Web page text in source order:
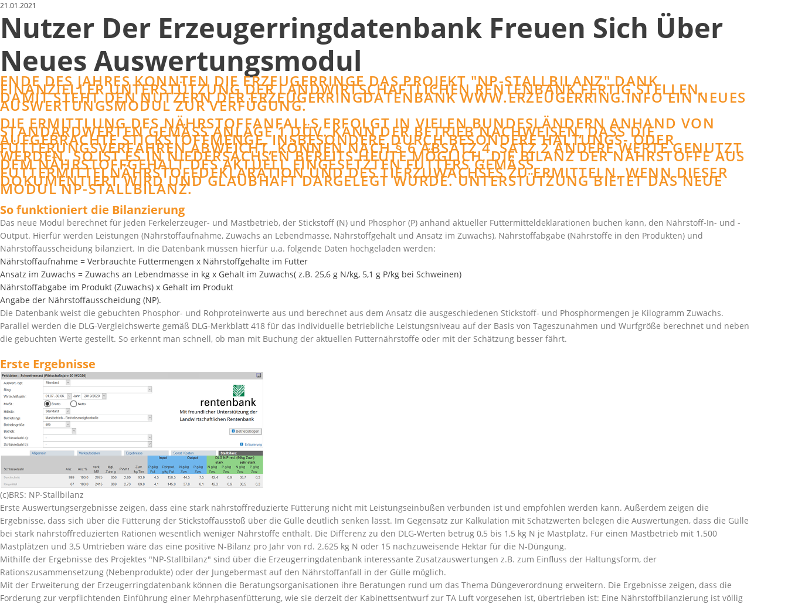
21.01.2021
Nutzer Der Erzeugerringdatenbank Freuen Sich Über
Neues Auswertungsmodul
ENDE DES JAHRES KONNTEN DIE ERZEUGERRINGE DAS PROJEKT NP-STALLBILANZ DANK
FINANZIELLER UNTERSTÜTZUNG DER LANDWIRTSCHAFTLICHEN RENTENBANK FERTIG STELLEN.
DAMIT STEHT DEN NUTZERN DER ERZEUGERRINGDATENBANKWWW.ERZEUGERRING.INFOEIN NEUES
AUSWERTUNGSMODUL ZUR VERFÜGUNG.
DIE ERMITTLUNG DES NÄHRSTOFFANFALLS ERFOLGT IN VIELEN BUNDESLÄNDERN ANHAND VON
STANDARDWERTEN GEMÄSS ANLAGE 1 DÜV. KANN DER BETRIEB NACHWEISEN, DASS DIE A
UFGEBRACHTE STICKSTOFFMENGE, INSBESONDERE DURCH BESONDERE HALTUNGS- ODER F
ÜTTERUNGSVERFAHREN ABWEICHT, KÖNNEN NACH § 6 ABSATZ 4, SATZ 2 ANDERE WERTE GENUTZT W
ERDEN. SO IST ES IN NIEDERSACHSEN BEREITS HEUTE MÖGLICH, DIE BILANZ DER NÄHRSTOFFE AUS D
EM NÄHRSTOFFGEHALT DES AKTUELL EINGESETZTEN FUTTERS GEMÄSS FU
TTERMITTELNÄHRSTOFFDEKLARATION UND DES TIERZUWACHSES ZU ERMITTELN, WENN DIESER DO
KUMENTIERT WIRD UND GLAUBHAFT DARGELEGT WURDE. UNTERSTÜTZUNG BIETET DAS NEUE MO
DUL NP-STALLBILANZ.
So funktioniert die Bilanzierung
Das neue Modul berechnet für jeden Ferkelerzeuger- und Mastbetrieb, der Stickstoff (N) und Phosphor (P) anhand aktueller Futtermitteldeklarationen buchen kann, den Nährstoff-In- und -
Output. Hierfür werden Leistungen (Nährstoffaufnahme, Zuwachs an Lebendmasse, Nährstoffgehalt und Ansatz im Zuwachs), Nährstoffabgabe (Nährstoffe in den Produkten) und
Nährstoffausscheidung bilanziert. In die Datenbank müssen hierfür u.a. folgende Daten hochgeladen werden:
Nährstoffaufnahme = Verbrauchte Futtermengen x Nährstoffgehalte im Futter
Ansatz im Zuwachs = Zuwachs an Lebendmasse in kg x Gehalt im Zuwachs( z.B. 25,6 g N/kg, 5,1 g P/kg bei Schweinen)
Nährstoffabgabe im Produkt (Zuwachs) x Gehalt im Produkt
Angabe der Nährstoffausscheidung (NP).
Die Datenbank weist die gebuchten Phosphor- und Rohproteinwerte aus und berechnet aus dem Ansatz die ausgeschiedenen Stickstoff- und Phosphormengen je Kilogramm Zuwachs.
Parallel werden die DLG-Vergleichswerte gemäß DLG-Merkblatt 418 für das individuelle betriebliche Leistungsniveau auf der Basis von Tageszunahmen und Wurfgröße berechnet und neben
die gebuchten Werte gestellt. So erkennt man schnell, ob man mit Buchung der aktuellen Futternährstoffe oder mit der Schätzung besser fährt.
Erste Ergebnisse
(c)BRS: NP-Stallbilanz
Erste Auswertungsergebnisse zeigen, dass eine stark nährstoffreduzierte Fütterung nicht mit Leistungseinbußen verbunden ist und empfohlen werden kann. Außerdem zeigen die
Ergebnisse, dass sich über die Fütterung der Stickstoffausstoß über die Gülle deutlich senken lässt. Im Gegensatz zur Kalkulation mit Schätzwerten belegen die Auswertungen, dass die Gülle
bei stark nährstoffreduzierten Rationen wesentlich weniger Nährstoffe enthält. Die Differenz zu den DLG-Werten betrug 0,5 bis 1,5 kg N je Mastplatz. Für einen Mastbetrieb mit 1.500
Mastplätzen und 3,5 Umtrieben wäre das eine positive N-Bilanz pro Jahr von rd. 2.625 kg N oder 15 nachzuweisende Hektar für die N-Düngung.
Mithilfe der Ergebnisse des Projektes
NP-Stallbilanz sind über die Erzeugerringdatenbank interessante Zusatzauswertungen z.B. zum Einfluss der Haltungsform, der
Rationszusammensetzung (Nebenprodukte) oder der Jungebermast auf den Nährstoffanfall in der Gülle möglich.
Mit der Erweiterung der Erzeugerringdatenbank können die Beratungsorganisationen ihre Beratungen rund um das Thema Düngeverordnung erweitern. Die Ergebnisse zeigen, dass die
Forderung zur verpflichtenden Einführung einer Mehrphasenfütterung, wie sie derzeit der Kabinettsentwurf zur TA Luft vorgesehen ist, übertrieben ist: Eine Nährstoffbilanzierung ist völlig